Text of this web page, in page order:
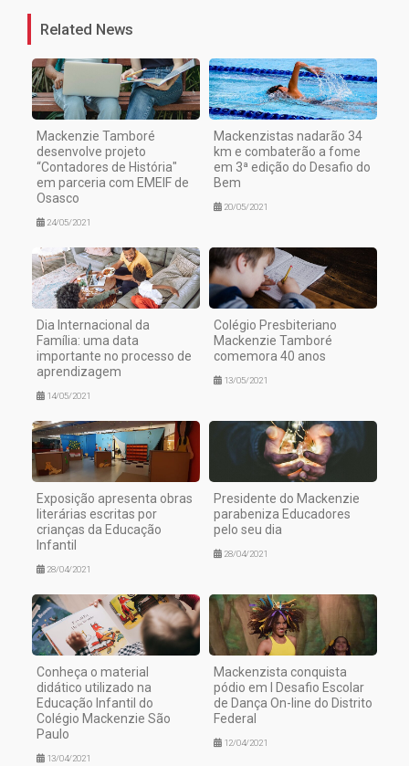
Related News
Mackenzie Tamboré
desenvolve projeto
“Contadores de História"
em parceria com EMEIF de
Osasco
24/05/2021
Mackenzistas nadarão 34
km e combaterão a fome
em 3ª edição do Desafio do
Bem
20/05/2021
Dia Internacional da
Família: uma data
importante no processo de
aprendizagem
14/05/2021
Colégio Presbiteriano
Mackenzie Tamboré
comemora 40 anos
13/05/2021
Exposição apresenta obras
literárias escritas por
crianças da Educação
Infantil
28/04/2021
Presidente do Mackenzie
parabeniza Educadores
pelo seu dia
28/04/2021
Conheça o material
didático utilizado na
Educação Infantil do
Colégio Mackenzie São
Paulo
13/04/2021
Mackenzista conquista
pódio em I Desafio Escolar
de Dança On-line do Distrito
Federal
12/04/2021